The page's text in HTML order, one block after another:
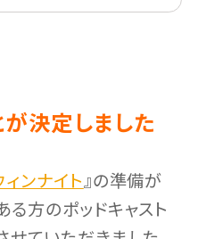
決定しました
ンナイト』の準備が
方のポッドキャスト